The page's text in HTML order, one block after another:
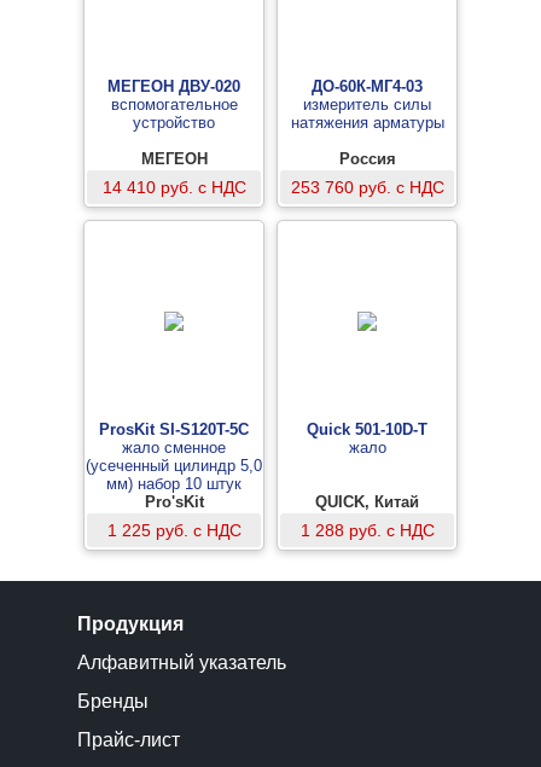
МЕГЕОН ДВУ-020
вспомогательное
устройство
МЕГЕОН
14 410 руб. с НДС
ДО-60К-МГ4-03
измеритель силы
натяжения арматуры
Россия
253 760 руб. с НДС
ProsKit SI-S120T-5C
жало сменное
(усеченный цилиндр 5,0
мм) набор 10 штук
Pro'sKit
1 225 руб. с НДС
Quick 501-10D-T
жало
QUICK, Китай
1 288 руб. с НДС
Продукция
Алфавитный указатель
Бренды
Прайс-лист